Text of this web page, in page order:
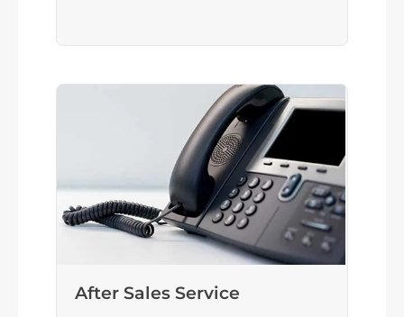
After Sales Service